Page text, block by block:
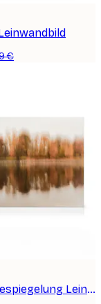
€
Herbst Seespiegelung Leinwandbild